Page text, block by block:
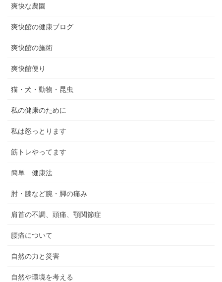
爽快な農園
爽快館の健康ブログ
爽快館の施術
爽快館便り
猫・犬・動物・昆虫
私の健康のために
私は怒っとります
筋トレやってます
簡単 健康法
肘・膝など腕・脚の痛み
肩首の不調、頭痛、顎関節症
腰痛について
自然の力と災害
自然や環境を考える